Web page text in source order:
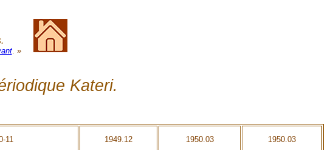
. »
Kateri.
11 1949.12 1950.03 1950.03